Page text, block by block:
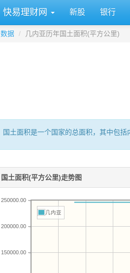
快易理财网 新股 银行
数据 几内亚历年国土面积(平方公里)
国土面积是一个国家的总面积，其中包括
国土面积(平方公里)走势图
150000.00
200000.00
250000.00
几内亚